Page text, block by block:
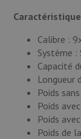
Calibre :
Système
Capacité
Longueur
Poids
Poids
Poids
Poids de